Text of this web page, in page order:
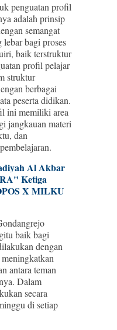
penguatan profil
adalah prinsip
semangat
bagi proses
baik terstruktur
profil pelajar
struktur
berbagai
peserta didikan.
ini memiliki area
jangkauan materi
dan
Al Akbar
Ketiga
X MILKU
baik bagi
dengan
antara teman
Dalam
secara
di setiap